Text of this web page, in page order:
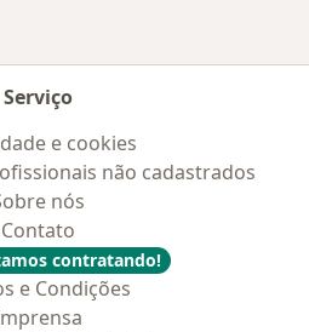
Serviço
e cookies
não cadastrados
nós
Contato
contratando!
e Condições